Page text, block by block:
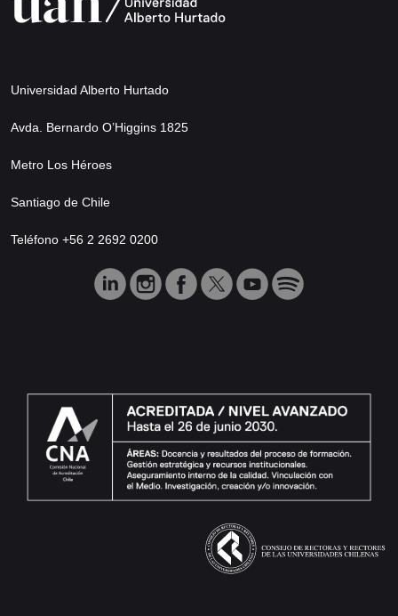
Universidad Alberto Hurtado
Avda. Bernardo O’Higgins 1825
Metro Los Héroes
Santiago de Chile
Teléfono +56 2 2692 0200